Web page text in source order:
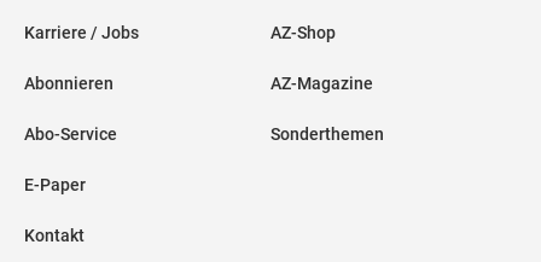
Karriere / Jobs
Abonnieren
Abo-Service
E-Paper
Kontakt
AZ-Shop
AZ-Magazine
Sonderthemen